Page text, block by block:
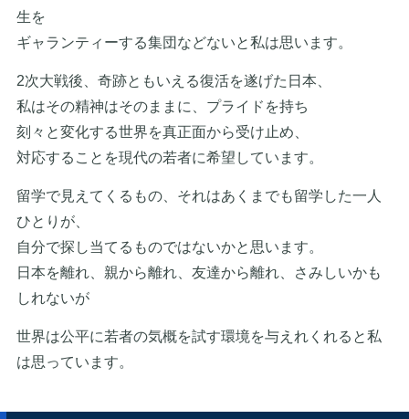
生を
ギャランティーする集団などないと私は思います。
2次大戦後、奇跡ともいえる復活を遂げた日本、
私はその精神はそのままに、プライドを持ち
刻々と変化する世界を真正面から受け止め、
対応することを現代の若者に希望しています。
留学で見えてくるもの、それはあくまでも留学した一人
ひとりが、
自分で探し当てるものではないかと思います。
日本を離れ、親から離れ、友達から離れ、さみしいかも
しれないが
世界は公平に若者の気概を試す環境を与えれくれると私
は思っています。